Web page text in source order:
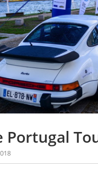
Portugal